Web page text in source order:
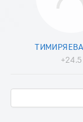
+24.5